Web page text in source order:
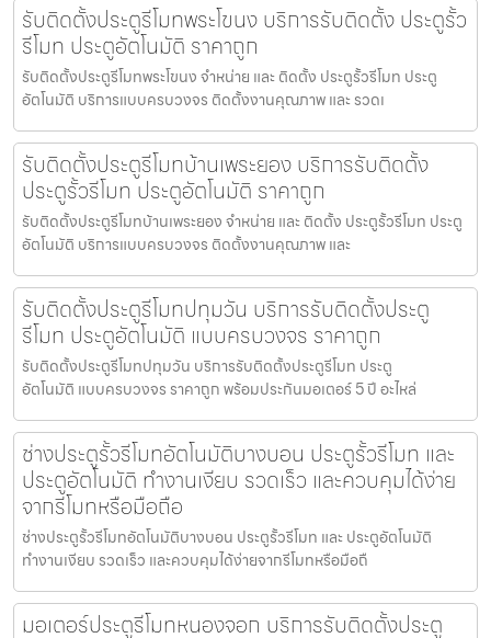
รับติดตั้งประตูรีโมทพระโขนง บริการรับติดตั้ง ประตูรั้ว
รีโมท ประตูอัตโนมัติ ราคาถูก
รับติดตั้งประตูรีโมทพระโขนง จำหน่าย และ ติดตั้ง ประตูรั้วรีโมท ประตู
อัตโนมัติ บริการแบบครบวงจร ติดตั้งงานคุณภาพ และ รวดเ
รับติดตั้งประตูรีโมทบ้านเพระยอง บริการรับติดตั้ง
ประตูรั้วรีโมท ประตูอัตโนมัติ ราคาถูก
รับติดตั้งประตูรีโมทบ้านเพระยอง จำหน่าย และ ติดตั้ง ประตูรั้วรีโมท ประตู
อัตโนมัติ บริการแบบครบวงจร ติดตั้งงานคุณภาพ และ
รับติดตั้งประตูรีโมทปทุมวัน บริการรับติดตั้งประตู
รีโมท ประตูอัตโนมัติ แบบครบวงจร ราคาถูก
รับติดตั้งประตูรีโมทปทุมวัน บริการรับติดตั้งประตูรีโมท ประตู
อัตโนมัติ แบบครบวงจร ราคาถูก พร้อมประกันมอเตอร์ 5 ปี อะไหล่
ช่างประตูรั้วรีโมทอัตโนมัติบางบอน ประตูรั้วรีโมท และ
ประตูอัตโนมัติ ทำงานเงียบ รวดเร็ว และควบคุมได้ง่าย
จากรีโมทหรือมือถือ
ช่างประตูรั้วรีโมทอัตโนมัติบางบอน ประตูรั้วรีโมท และ ประตูอัตโนมัติ
ทำงานเงียบ รวดเร็ว และควบคุมได้ง่ายจากรีโมทหรือมือถื
มอเตอร์ประตูรีโมทหนองจอก บริการรับติดตั้งประตู